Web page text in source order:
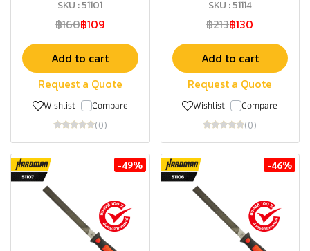
SKU : 51101
฿160฿109
Add to cart
Request a Quote
Wishlist Compare
(0)
SKU : 51114
฿213฿130
Add to cart
Request a Quote
Wishlist Compare
(0)
-49% -46%